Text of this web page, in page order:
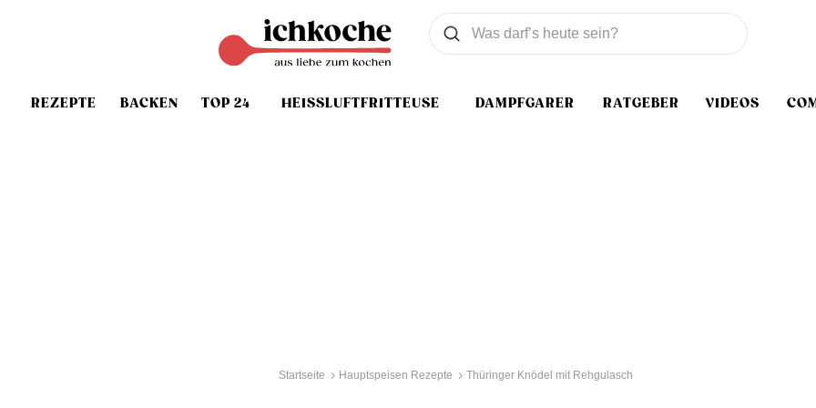
REZEPTE BACKEN TOP 24 HEISSLUFTFRITTEUSE DAMPFGARER RATGEBER VIDEOS
Was wollen Sie suchen
Suchen
Startseite Hauptspeisen Rezepte Thüringer Knödel mit Rehgulasch